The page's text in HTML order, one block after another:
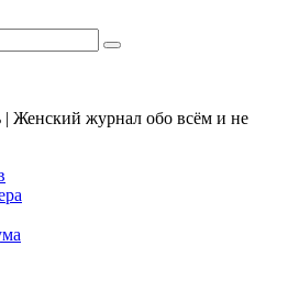
Женский журнал обо всём и не